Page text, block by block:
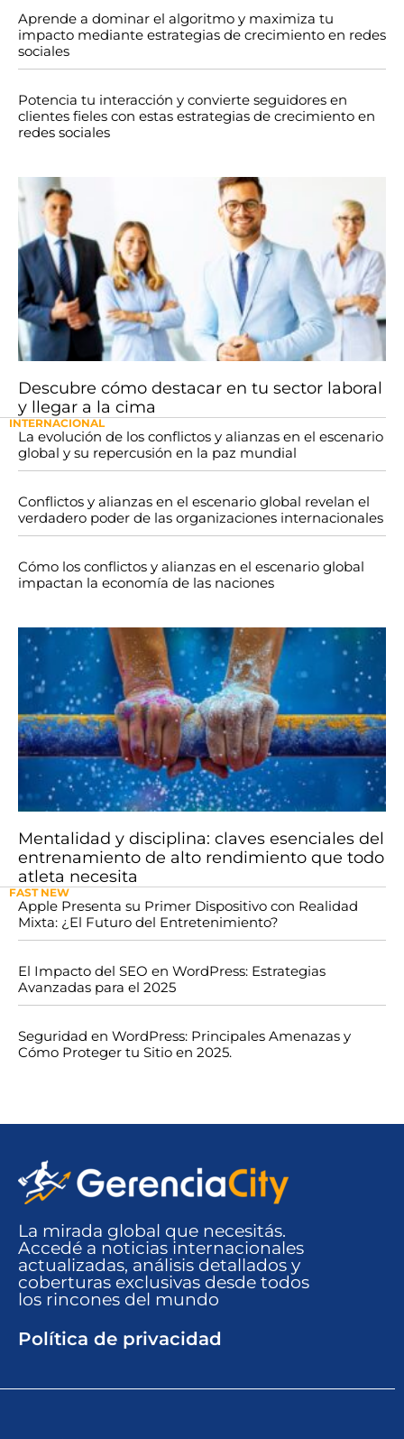
Aprende a dominar el algoritmo y maximiza tu
impacto mediante estrategias de crecimiento en redes
sociales
Potencia tu interacción y convierte seguidores en
clientes fieles con estas estrategias de crecimiento en
redes sociales
Descubre cómo destacar en tu sector laboral
y llegar a la cima
INTERNACIONAL
La evolución de los conflictos y alianzas en el escenario
global y su repercusión en la paz mundial
Conflictos y alianzas en el escenario global revelan el
verdadero poder de las organizaciones internacionales
Cómo los conflictos y alianzas en el escenario global
impactan la economía de las naciones
Mentalidad y disciplina: claves esenciales del
entrenamiento de alto rendimiento que todo
atleta necesita
FAST NEW
Apple Presenta su Primer Dispositivo con Realidad
Mixta: ¿El Futuro del Entretenimiento?
El Impacto del SEO en WordPress: Estrategias
Avanzadas para el 2025
Seguridad en WordPress: Principales Amenazas y
Cómo Proteger tu Sitio en 2025.
La mirada global que necesitás.
Accedé a noticias internacionales
actualizadas, análisis detallados y
coberturas exclusivas desde todos
los rincones del mundo​
Política de privacidad